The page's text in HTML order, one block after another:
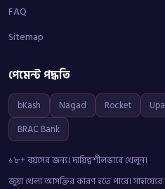
FAQ
Sitemap
পেমেন্ট পদ্ধতি
bKash Nagad Rocket
BRAC Bank
১৮+ বয়সের জন্য। দায়িত্বশীলভাবে খেলুন।
জুয়া খেলা আসক্তির কারণ হতে পারে।